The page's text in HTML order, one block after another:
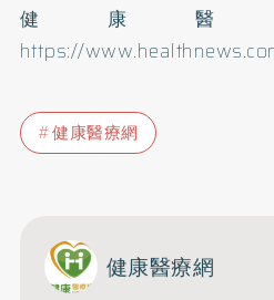
健康醫
https://
健康醫療網
健康醫療網